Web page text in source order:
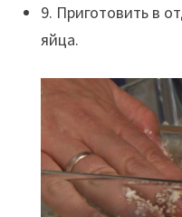
9. Приготовить в
яйца.